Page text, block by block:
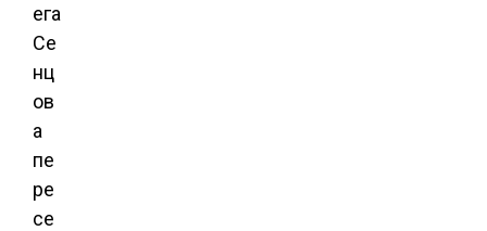
ега
Се
нц
ов
а
пе
ре
се